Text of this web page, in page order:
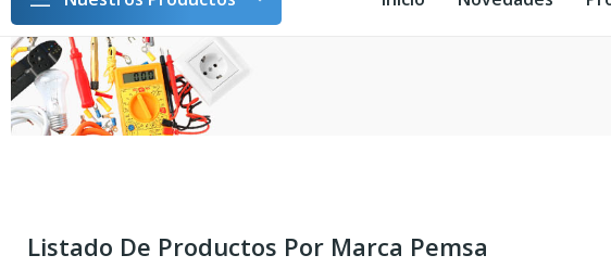
Listado De Productos Por Marca Pemsa